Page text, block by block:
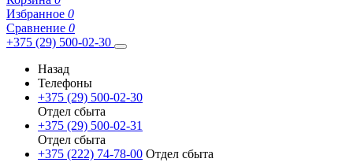
Избранное 0
Сравнение 0
+375 (29) 500-02-30
Назад
Телефоны
+375 (29) 500-02-30
Отдел сбыта
+375 (29) 500-02-31
Отдел сбыта
+375 (222) 74-78-00 Отдел сбыта